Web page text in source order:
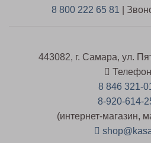
8 800 222 65 81 |
443082, г. Самара, ул.
8 846 321-
8-920-614-
(интернет-магазин,